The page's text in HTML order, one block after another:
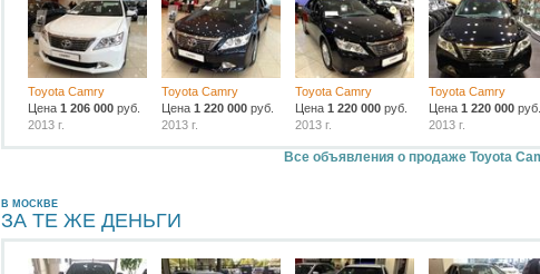
Toyota Camry
Цена1 206 000 руб.
2013 г.
Toyota Camry
Цена1 220 000 руб.
2013 г.
Toyota Camry
Цена 1 220 000руб.
2013 г.
Toyota Camry
Цена 1 220 000руб.
2013 г.
Все объявления о продаже Toyota
В МОСКВЕ
ЗА ТЕ ЖЕ ДЕНЬГИ